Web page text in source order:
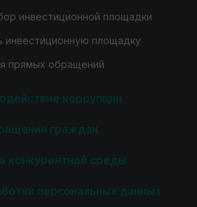
инвестиционной площадки
инвестиционную площадку
прямых обращений
коррупции
граждан
конкурентной среды
персональных данных